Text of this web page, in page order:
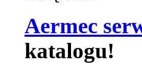
Aermec
katalogu!